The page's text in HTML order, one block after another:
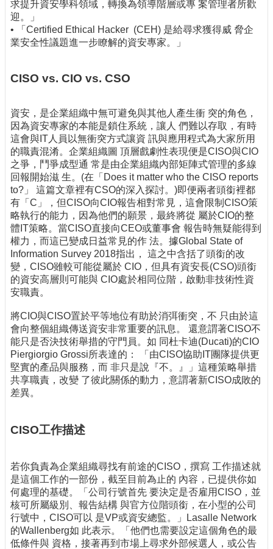
求提升資安學科領域，轉換為領導階層或專 案管理者所歡
迎。」
• 「Certified Ethical Hacker (CEH) 是給尋求獲得威 脅企
業安全性議題進一步瞭解的資安專家。」
CISO vs. CIO vs. CSO
資安，是企業組織中無可避免與其他人產生衝 突的角色，
因為資安專家的本能是鎖住系統，讓人 們難以存取，有時
這會與IT人員以無衝突方式讓資 訊與應用程式為大家所用
的職責混淆。企業組織圖 頂層戲劇性表現便是CISO與CIO
之爭，鬥爭成型通 常是由企業組織內部矩陣式管理的多線
回報開始滋 生。(在「Does it matter who the CISO reports
to?」 這篇文章裡有CSO的深入探討。)即便兩者頭銜裡都
有「C」，但CISO向CIO報告相對常見，這會限制CISO策
略執行的能力，因為他們的願景，最終將從 屬於CIO的整
體IT策略。當CISO直接向CEO或董事會 報告時無疑能得到
權力，而這已變成日益常見的作 法。據Global State of
Information Survey 2018指出， 這之中含括了頭銜的改
變，CISO雖較可能從屬於 CIO，但具有資安長(CSO)頭銜
的資安高層則可能與 CIO處於相同位階，啟動非技術性資
安職責。
將CIO與CISO置於平等地位有助於消弭衝突，不 只由於這
會向整個組織傳送資安非常重要的訊息。 還意謂著CISO不
能只是否決技術舉措的守門員。如 同杜卡迪(Ducati)的CIO
Piergiorgio Grossi所表達的： 「由CISO協助IT團隊提供更
堅實的產品與服務，而 非只是說『不。』」這種策略舉措
共享職責，改變 了彼此關係的動力，意謂著新CISO成敗的
差異。
CISO工作描述
若你負責為企業組織尋找有前途的CISO，撰寫 工作描述就
是這個工作的一部份，截至目前為止的 內容，已提供你如
何處理的基礎。「公司行號首先 要決定是否雇用CISO，並
核可所屬級別、報告結構 與官方位階頭銜，在小型的公司
行號中，CISO可以 是VP或資安總監。」Lasalle Network
的Wallenberg如 此表示。「他們也需要設定這個角色的最
低條件與 資格，接著再到市場上尋求外部候選人，或公告